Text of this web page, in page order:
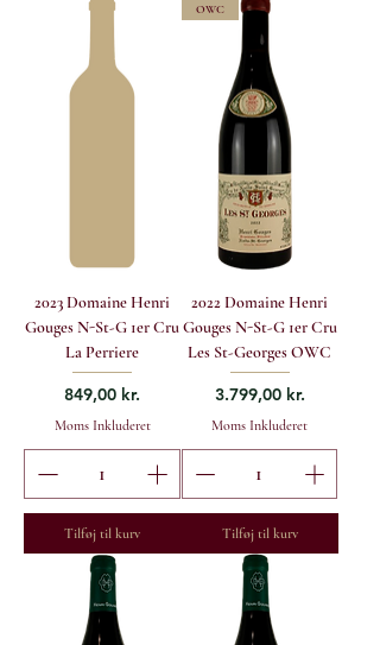
2023 Domaine Henri
Gouges N-St-G 1er Cru
La Perriere
Pris
849,00 kr.
Moms Inkluderet
Tilføj til kurv
OWC
2022 Domaine Henri
Gouges N-St-G 1er Cru
Les St-Georges OWC
Pris
3.799,00 kr.
Moms Inkluderet
Tilføj til kurv